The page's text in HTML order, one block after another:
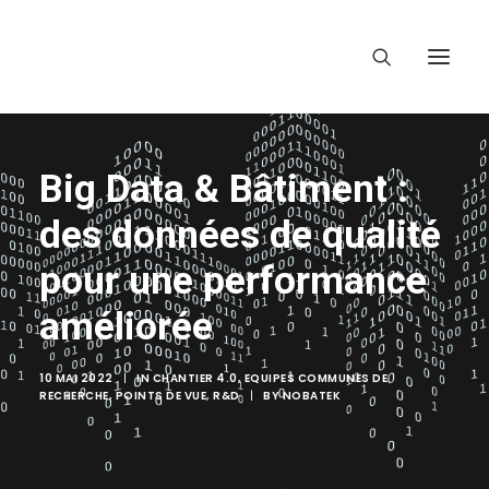
Big Data & Bâtiment :
des données de qualité
pour une performance
améliorée
10 MAI 2022 | IN CHANTIER 4.0, EQUIPES COMMUNES DE
RECHERCHE,POINTS DE VUE, R&D | BYNOBATEK